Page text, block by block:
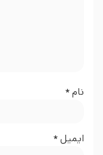
نام*
ایمیل*